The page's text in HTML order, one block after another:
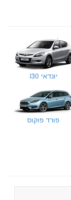
יונדאי i30
פורד פוקוס